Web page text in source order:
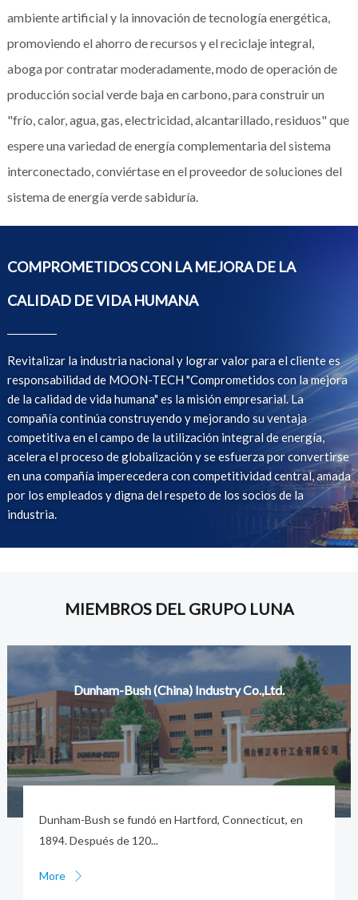
ambiente artificial y la innovación de tecnología energética,
promoviendo el ahorro de recursos y el reciclaje integral,
aboga por contratar moderadamente, modo de operación de
producción social verde baja en carbono, para construir un
"frío, calor, agua, gas, electricidad, alcantarillado, residuos" que
espere una variedad de energía complementaria del sistema
interconectado, conviértase en el proveedor de soluciones del
sistema de energía verde sabiduría.
COMPROMETIDOS CON LA MEJORA DE LA
CALIDAD DE VIDA HUMANA
Revitalizar la industria nacional y lograr valor para el cliente es
responsabilidad de MOON-TECH "Comprometidos con la mejora
de la calidad de vida humana" es la misión empresarial. La
compañía continúa construyendo y mejorando su ventaja
competitiva en el campo de la utilización integral de energía,
acelera el proceso de globalización y se esfuerza por convertirse
en una compañía imperecedera con competitividad central, amada
por los empleados y digna del respeto de los socios de la
industria.
MIEMBROS DEL GRUPO LUNA
Dunham-Bush (China) Industry Co.,Ltd.
Dunham-Bush se fundó en Hartford, Connecticut, en
1894. Después de 120...
More 